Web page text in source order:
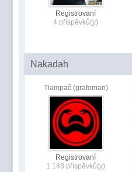
Registrovaní
4 příspěvků(y)
Nakadah
Tlampač (grafoman)
Registrovaní
1 148 příspěvků(y)